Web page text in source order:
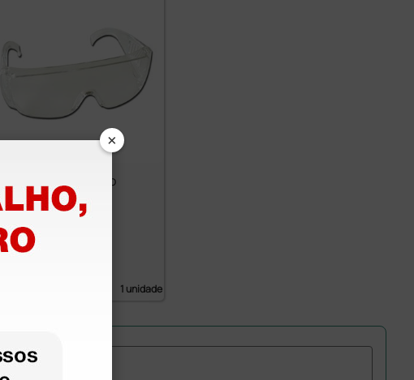
Óculos de proteção
Gimasafe
1,36 €
1 unidade
×